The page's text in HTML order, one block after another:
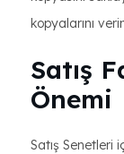
kopyalarını
Satış
Önemi
Satış Senetleri